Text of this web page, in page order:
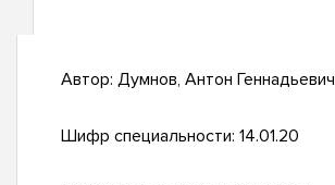
Автор: Думнов, Антон Геннадьевич
Шифр специальности: 14.01.20